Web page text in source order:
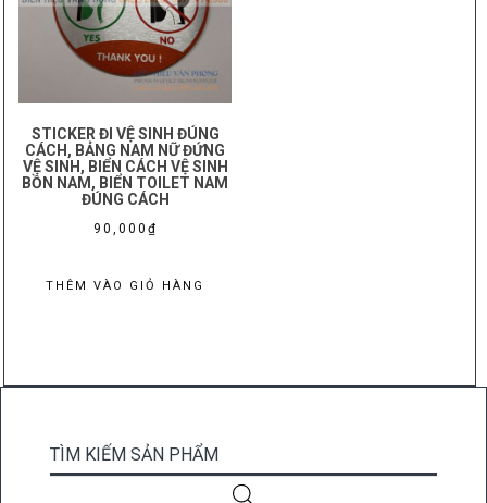
STICKER ĐI VỆ SINH ĐÚNG
CÁCH, BẢNG NAM NỮ ĐỨNG
VỆ SINH, BIỂN CÁCH VỆ SINH
BỒN NAM, BIỂN TOILET NAM
ĐÚNG CÁCH
90,000 ₫
THÊM VÀO GIỎ HÀNG
TÌM KIẾM SẢN PHẨM